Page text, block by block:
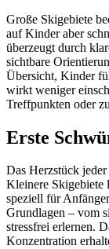
Große Skigebiete
auf Kinder aber
überzeugt durch
sichtbare
Übersicht, Kinder
wirkt weniger
Treffpunkten oder
Erste
Das Herzstück
Kleinere Skigebiete
speziell für
Grundlagen – vom
stressfrei erlernen.
Konzentration